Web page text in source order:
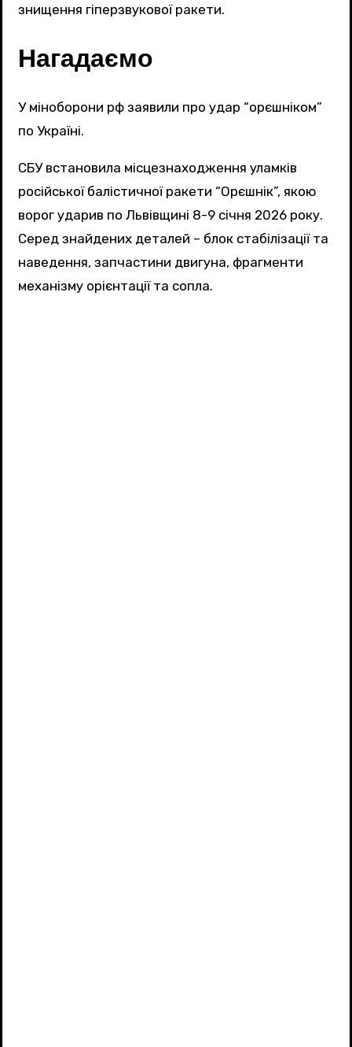
знищення гіперзвукової ракети.
Нагадаємо
У міноборони рф заявили про удар “орєшніком”
по Україні.
СБУ встановила місцезнаходження уламків
російської балістичної ракети “Орєшнік”, якою
ворог ударив по Львівщині 8-9 січня 2026 року.
Серед знайдених деталей – блок стабілізації та
наведення, запчастини двигуна, фрагменти
механізму орієнтації та сопла.